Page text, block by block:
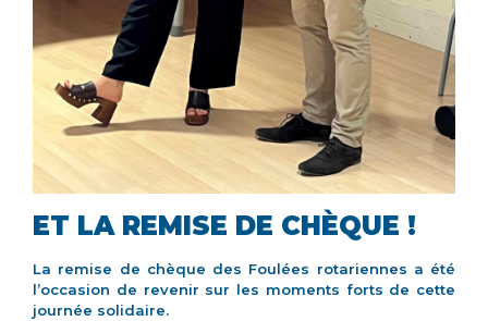
ET LA REMISE DE CHÈQUE !
La remise de chèque des Foulées rotariennes a été
l’occasion de revenir sur les moments forts de cette
journée solidaire.